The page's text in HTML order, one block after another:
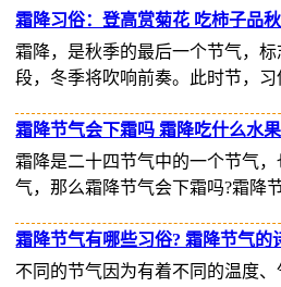
霜降习俗：登高赏菊花 吃柿子品
霜降，是秋季的最后一个节气，
段，冬季将吹响前奏。此时节，
霜降节气会下霜吗 霜降吃什么水果
霜降是二十四节气中的一个节气
气，那么霜降节气会下霜吗?霜降
霜降节气有哪些习俗? 霜降节气的
不同的节气因为有着不同的温度